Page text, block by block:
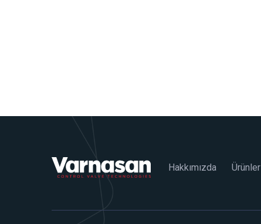
Hakkımızda Ürünler